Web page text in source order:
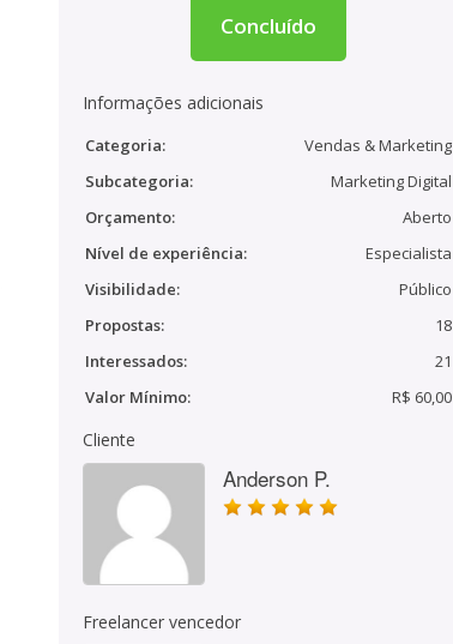
Concluído
Informações adicionais
Categoria:
Vendas & Marketing
Subcategoria:
Marketing Digital
Orçamento:
Aberto
Nível de experiência:
Especialista
Visibilidade:
Público
Propostas:
18
Interessados:
21
Valor Mínimo:
R$ 60,00
Cliente
Anderson P.
Freelancer vencedor